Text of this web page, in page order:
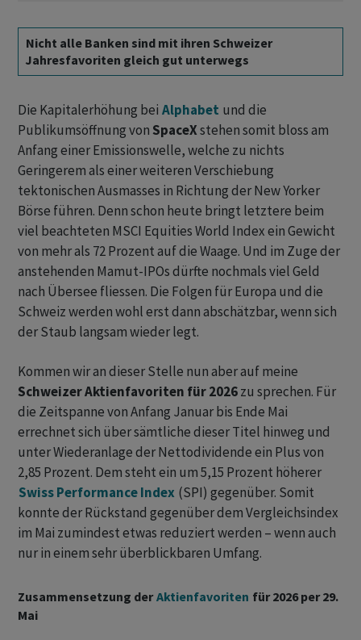
Nicht alle Banken sind mit ihren Schweizer
Jahresfavoriten gleich gut unterwegs
Die Kapitalerhöhung bei Alphabet und die
Publikumsöffnung von SpaceXstehen somit bloss am
Anfang einer Emissionswelle, welche zu nichts
Geringerem als einer weiteren Verschiebung
tektonischen Ausmasses in Richtung der New Yorker
Börse führen. Denn schon heute bringt letztere beim
viel beachteten MSCI Equities World Index ein Gewicht
von mehr als 72 Prozent auf die Waage. Und im Zuge der
anstehenden Mamut-IPOs dürfte nochmals viel Geld
nach Übersee fliessen. Die Folgen für Europa und die
Schweiz werden wohl erst dann abschätzbar, wenn sich
der Staub langsam wieder legt.
Kommen wir an dieser Stelle nun aber auf meine
Schweizer Aktienfavoriten für 2026zu sprechen. Für
die Zeitspanne von Anfang Januar bis Ende Mai
errechnet sich über sämtliche dieser Titel hinweg und
unter Wiederanlage der Nettodividende ein Plus von
2,85 Prozent. Dem steht ein um 5,15 Prozent höherer
Swiss Performance Index (SPI) gegenüber. Somit
konnte der Rückstand gegenüber dem Vergleichsindex
im Mai zumindest etwas reduziert werden – wenn auch
nur in einem sehr überblickbaren Umfang.
Zusammensetzung derAktienfavoriten für 2026 per 29.
Mai